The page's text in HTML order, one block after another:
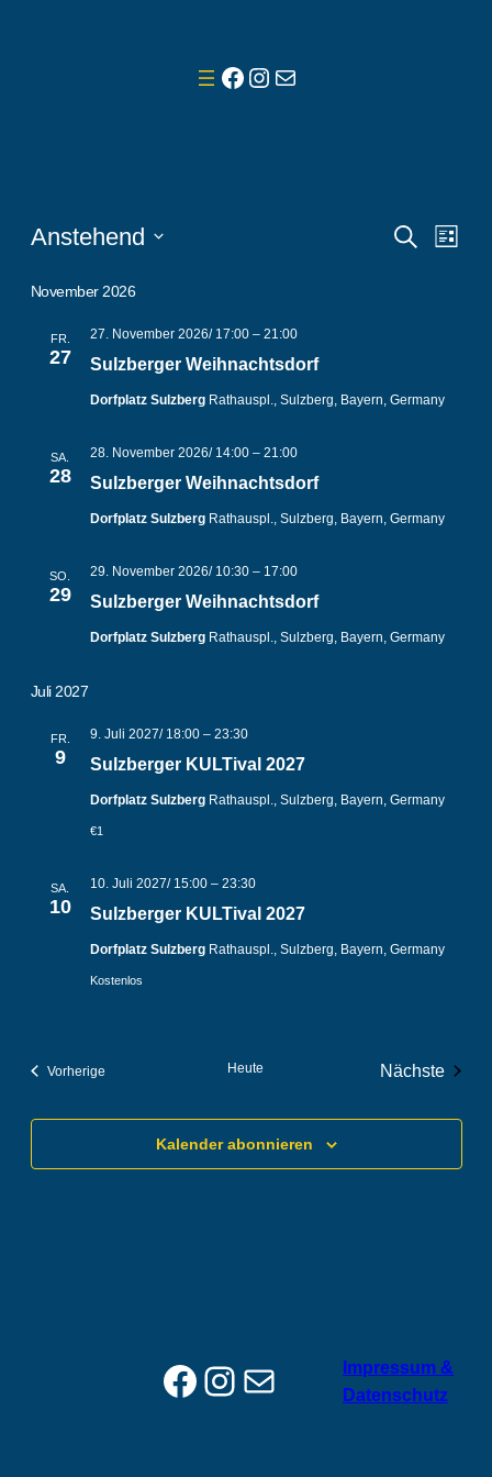
Facebook
Instagram
E-Mail
Veranstaltungen Suche
Liste
Anstehend
wählen.
November 2026
FR.
27 Sulzberger Weihnachtsdorf
27. November 2026/ 17:00– 21:00
Dorfplatz Sulzberg Rathauspl., Sulzberg, Bayern, Germany
SA.
28 Sulzberger Weihnachtsdorf
28. November 2026/ 14:00– 21:00
Dorfplatz Sulzberg Rathauspl., Sulzberg, Bayern, Germany
SO.
29 Sulzberger Weihnachtsdorf
29. November 2026/ 10:30– 17:00
Dorfplatz Sulzberg Rathauspl., Sulzberg, Bayern, Germany
Juli 2027
FR.
9 Sulzberger KULTival 2027
9. Juli 2027/ 18:00– 23:30
Dorfplatz Sulzberg Rathauspl., Sulzberg, Bayern, Germany
€1
SA.
10 Sulzberger KULTival 2027
10. Juli 2027/ 15:00– 23:30
Dorfplatz Sulzberg Rathauspl., Sulzberg, Bayern, Germany
Kostenlos
VorherigeVeranstaltungen Heute
Nächste
Kalender abonnieren
Facebook
Instagram
E-Mail
Impressum &
Datenschutz